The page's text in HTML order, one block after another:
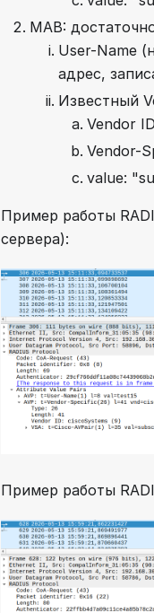
MAB:
User-Name
адрес,
Известный
Vendor
Vendor-
value:
Пример работы
сервера):
Пример работы